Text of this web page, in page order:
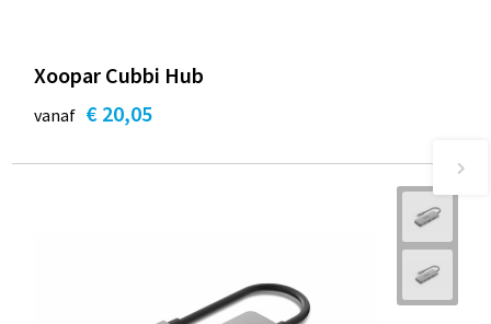
Xoopar Cubbi Hub
vanaf € 20,05